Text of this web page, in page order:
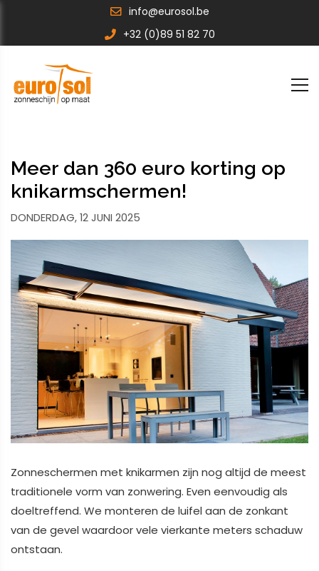
info@eurosol.be
+32 (0)89 51 82 70
Meer dan 360 euro korting op
knikarmschermen!
DONDERDAG, 12 JUNI 2025
Zonneschermen met knikarmen zijn nog altijd de meest
traditionele vorm van zonwering. Even eenvoudig als
doeltreffend. We monteren de luifel aan de zonkant
van de gevel waardoor vele vierkante meters schaduw
ontstaan.